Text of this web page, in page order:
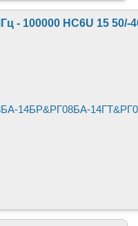
- 100000 HC6U 15 50/-
14БР&РГ08БА-